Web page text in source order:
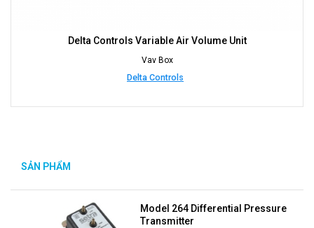
SẢN PHẨM
Model 264 Differential Pressure
Transmitter
Delta Controls Variable Air Volume Unit
Vav Box
Delta Controls